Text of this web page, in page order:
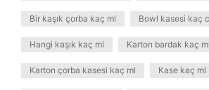
Bir kaşık çorba kaç ml Bowl kasesi kaç
Hangi kaşık kaç ml Karton bardak kaç
Karton çorba kasesi kaç ml Kase kaç ml